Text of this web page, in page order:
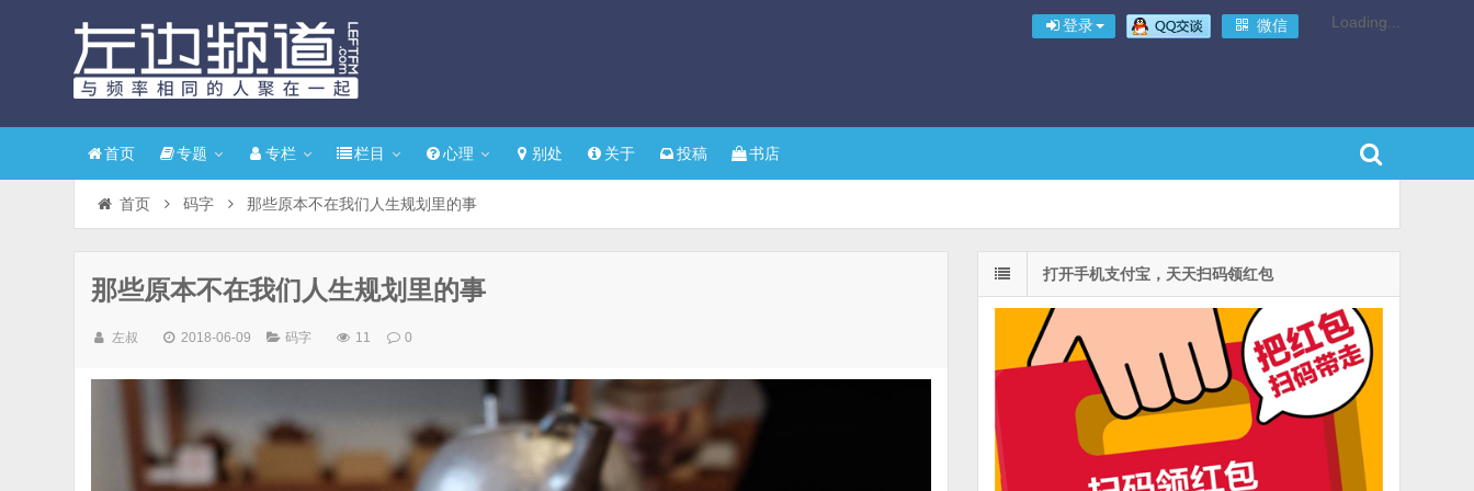
登录 微信 Loading...
首页 专题 专栏 栏目 心理 别处 关于 投稿 书店
首页 码字 那些原本不在我们人生规划里的事
那些原本不在我们人生规划里的事
左叔 2018-06-09 码字 11 0
打开手机支付宝，天天扫码领红包